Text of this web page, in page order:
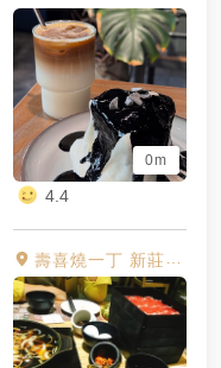
0m
4.4
壽喜燒一丁 新莊幸福店